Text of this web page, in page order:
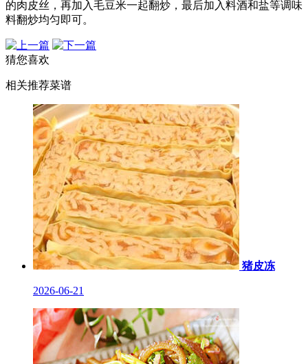
的肉皮丝，再加入毛豆米一起翻炒，最后加入料酒和盐等调味
料翻炒均匀即可。
猜您喜欢
相关推荐菜谱
猪皮冻
2026-06-21